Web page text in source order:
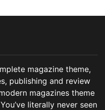
magazine theme,
publishing and review
magazines theme
literally never seen